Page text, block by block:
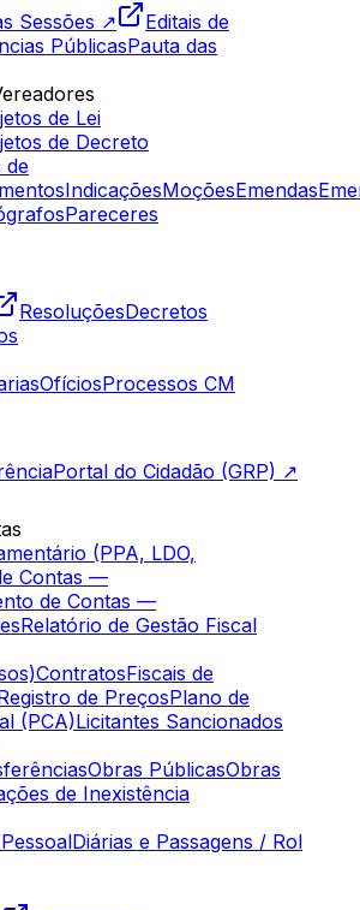
Sessões ↗
Editais de
PúblicasPauta das
de Lei
de Decreto
de
IndicaçõesMoçõesEmendas
Pareceres
ResoluçõesDecretos
OfíciosProcessos CM
Portal do Cidadão (GRP) ↗
(PPA, LDO,
Contas —
de Contas —
Relatório de Gestão Fiscal
ContratosFiscais de
de PreçosPlano de
(PCA)Licitantes Sancionados
Obras PúblicasObras
de Inexistência
Diárias e Passagens / Rol